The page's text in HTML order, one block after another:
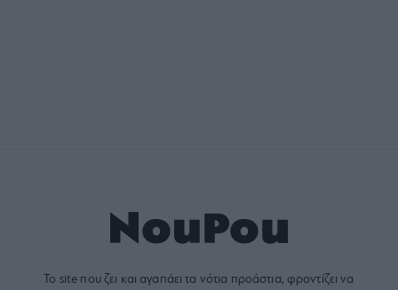
Το site που ζει και αγαπάει τα νότια προάστια, φροντίζει να